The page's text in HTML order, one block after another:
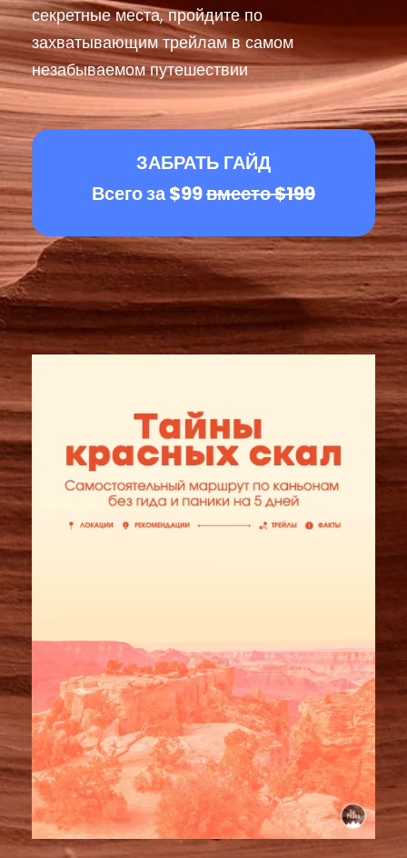
секретные места, пройдите по
захватывающим трейлам в самом
незабываемом путешествии
ЗАБРАТЬ ГАЙД
Всего за $99вместо $199